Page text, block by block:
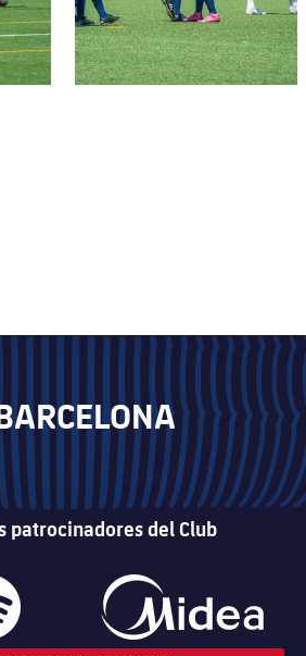
patrocinadores del Club